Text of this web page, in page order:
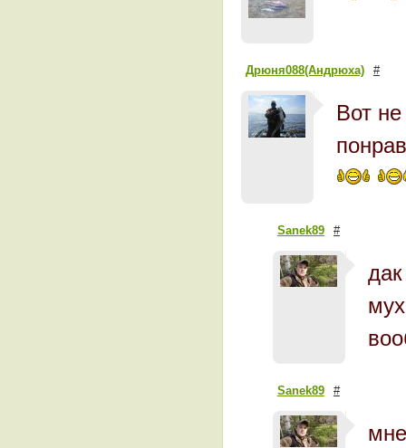
Дрюня088(Андрюха) #
Вот
Sanek89 #
Sanek89 #